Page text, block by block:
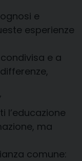
e
esperienze
e a
l’educazione
ma
comune: